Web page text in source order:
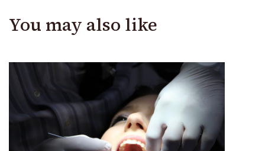
You may also like